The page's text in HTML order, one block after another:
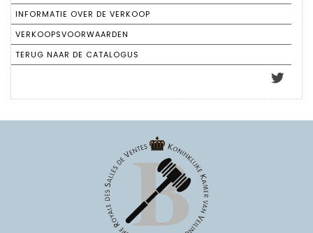
INFORMATIE OVER DE VERKOOP
VERKOOPSVOORWAARDEN
TERUG NAAR DE CATALOGUS